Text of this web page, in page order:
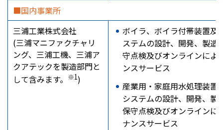
■国内事業所
三浦工業株式会社
(三浦マニファクチャリ
ング、三浦工機、三浦ア
クアテックを製造部門と
して含みます。
※1)
ボイラ、ボイラ付帯装置及
ステムの設計、開発、製造
守点検及びオンラインによ
ンスサービス
産業用・家庭用水処理装置
システムの設計、開発、製
保守点検及びオンラインに
ナンスサービス